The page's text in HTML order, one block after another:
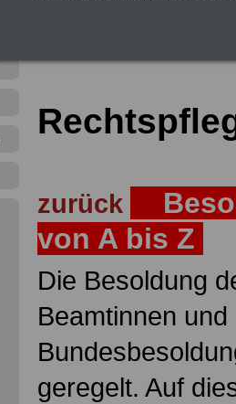
zurück
von A bis Z
Die Besoldung
Beamtinnen
geregelt. Auf